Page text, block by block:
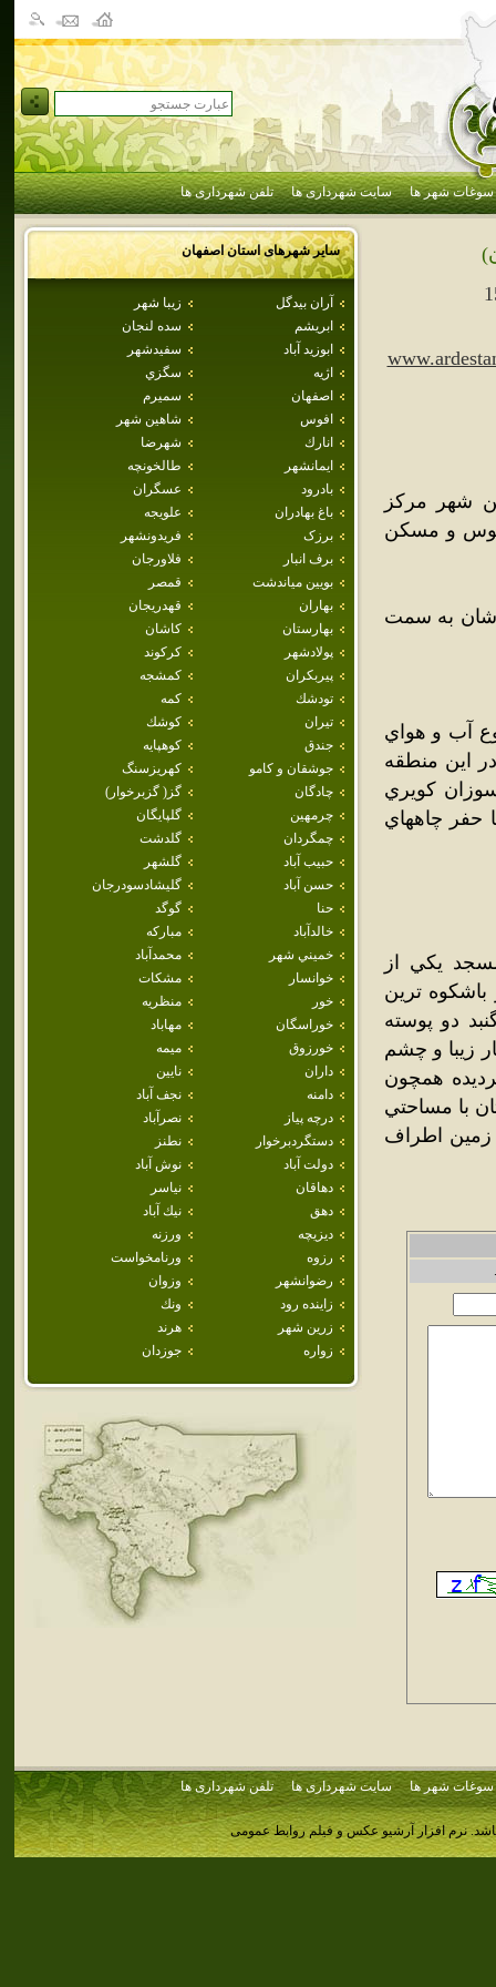
سوغات شهر ها سایت شهرداری ها تلفن شهرداری ها
سایر شهرهای استاناصفهان
آران بيدگل
زيبا شهر
ابريشم
سده لنجان
ابوزيد آباد
سفيدشهر
اژيه
سگزي
اصفهان
سميرم
افوس
شاهين شهر
انارك
شهرضا
ايمانشهر
طالخونچه
بادرود
عسگران
باغ بهادران
علويجه
برزک
فريدونشهر
برف انبار
فلاورجان
بويين مياندشت
قمصر
بهاران
قهدريجان
بهارستان
كاشان
پولادشهر
كركوند
پيربكران
كمشجه
تودشك
كمه
تيران
كوشك
جندق
كوهپايه
جوشقان و كامو
كهريزسنگ
چادگان
گز( گزبرخوار)
چرمهين
گلپايگان
چمگردان
گلدشت
حبيب آباد
گلشهر
حسن آباد
گليشادسودرجان
حنا
گوگد
خالدآباد
مباركه
خميني شهر
محمدآباد
خوانسار
مشكات
خور
منظريه
خوراسگان
مهاباد
خورزوق
ميمه
داران
نايين
دامنه
نجف آباد
درچه پياز
نصرآباد
دستگردبرخوار
نطنز
دولت آباد
نوش آباد
دهاقان
نياسر
دهق
نيك آباد
ديزيچه
ورزنه
رزوه
ورنامخواست
رضوانشهر
وزوان
زاينده رود
ونك
زرين شهر
هرند
زواره
جوزدان
شهر مرکز
و مسکن
کاشان به سمت
آب و هواي
اين منطقه
کويري
حفر چاههاي
يكي از
ترين
دو پوسته
زيبا و چشم
همچون
با مساحتي
از سطح زمين اطراف
سوغات شهر ها سایت شهرداری ها تلفن شهرداری ها
نرم افزار آرشیو عکس و فیلم روابط عمومی